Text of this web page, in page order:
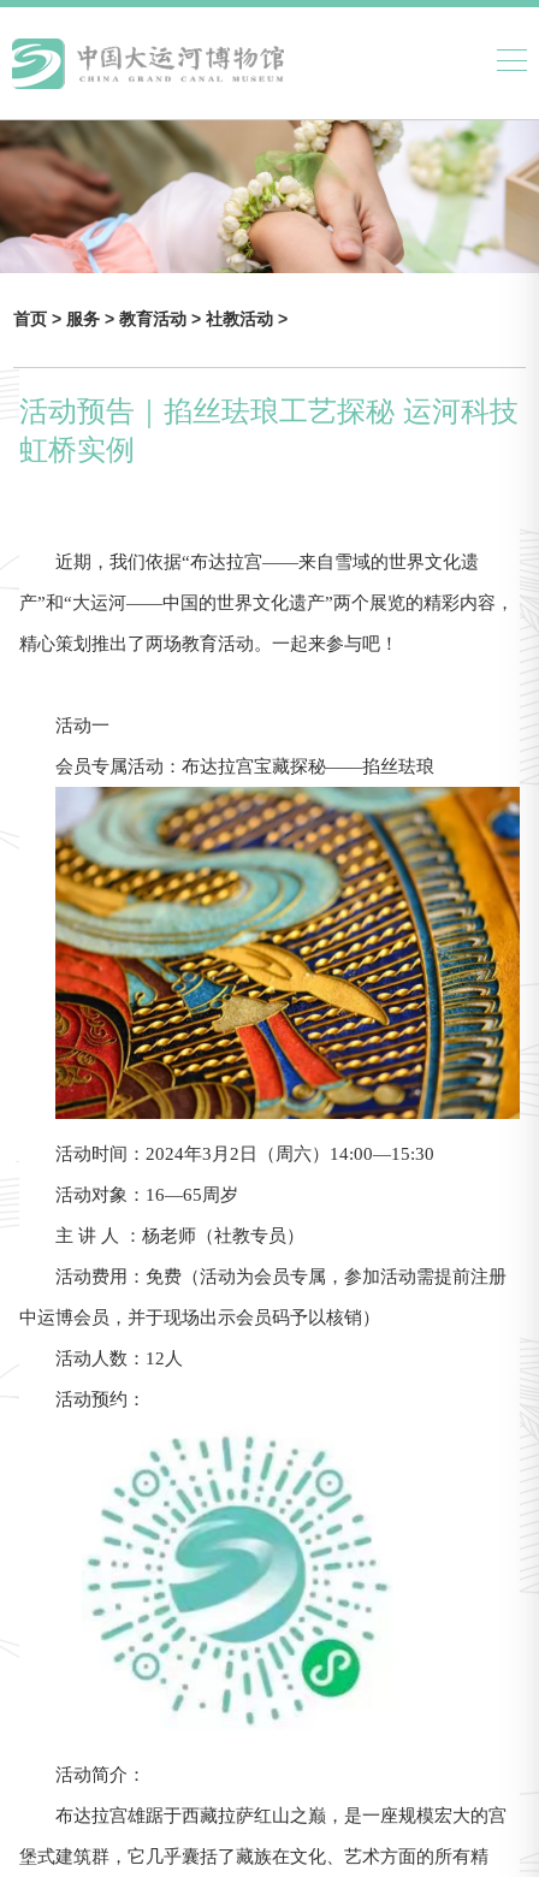
首页 > 服务 >教育活动 >社教活动 >
活动预告｜掐丝珐琅工艺探秘 运河科技
虹桥实例
近期，我们依据“布达拉宫——来自雪域的世界文化遗
产”和“大运河——中国的世界文化遗产”两个展览的精彩内容，
精心策划推出了两场教育活动。一起来参与吧！
活动一
会员专属活动：布达拉宫宝藏探秘——掐丝珐琅
活动时间：2024年3月2日（周六）14:00—15:30
活动对象：16—65周岁
主 讲 人 ：杨老师（社教专员）
活动费用：免费（活动为会员专属，参加活动需提前注册
中运博会员，并于现场出示会员码予以核销）
活动人数：12人
活动预约：
活动简介：
布达拉宫雄踞于西藏拉萨红山之巅，是一座规模宏大的宫
堡式建筑群，它几乎囊括了藏族在文化、艺术方面的所有精